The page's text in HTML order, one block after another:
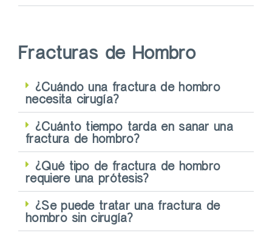
Fracturas de Hombro
¿Cuándo una fractura de hombro
necesita cirugía?
¿Cuánto tiempo tarda en sanar una
fractura de hombro?
¿Qué tipo de fractura de hombro
requiere una prótesis?
¿Se puede tratar una fractura de
hombro sin cirugía?